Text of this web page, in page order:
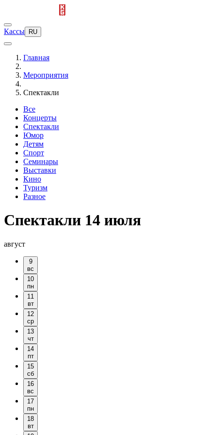
Кассы RU
Главная
Мероприятия
Спектакли
Все
Концерты
Спектакли
Юмор
Детям
Спорт
Семинары
Выставки
Кино
Туризм
Разное
Спектакли 14 июля
август
9
вс
10
пн
11
вт
12
ср
13
чт
14
пт
15
сб
16
вс
17
пн
18
вт